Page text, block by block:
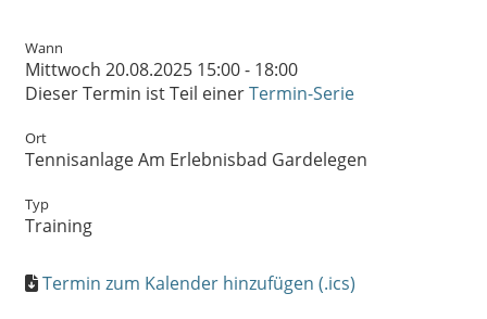
Wann
Mittwoch 20.08.2025 15:00 - 18:00
Dieser Termin ist Teil einerTermin-Serie
Ort
Tennisanlage Am Erlebnisbad Gardelegen
Typ
Training
Termin zum Kalender hinzufügen (.ics)